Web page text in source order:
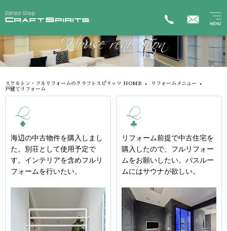
スケルトン・フルリフォームのクラフトスピリッツ HOME
リフォームメニュー
戸建てリフォーム
海辺の中古物件を購入しまし
た。別荘として使用予定で
す。インテリアを含めフルリ
フォームを行いたい。
リフォーム前提で中古住宅を
購入したので、フルリフォー
ムをお願いしたい。バスルー
ムにはサウナが欲しい。